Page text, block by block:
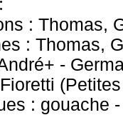
: Thomas,
: Thomas,
-
: gouache